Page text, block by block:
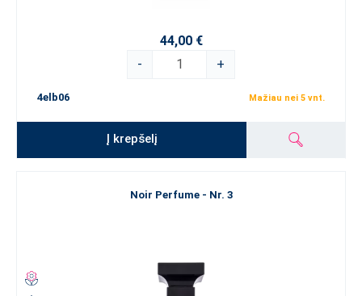
44,00 €
-
+
4elb06 Mažiau nei 5 vnt.
Į krepšelį
Noir Perfume - Nr. 3